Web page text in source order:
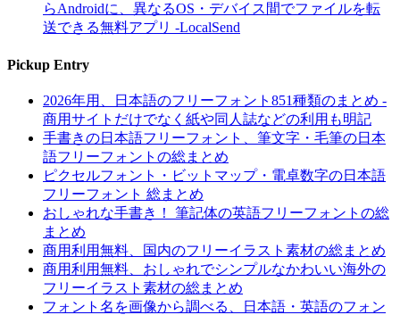
らAndroidに、異なるOS・デバイス間でファイルを転
送できる無料アプリ -LocalSend
Pickup Entry
2026年用、日本語のフリーフォント851種類のまとめ -
商用サイトだけでなく紙や同人誌などの利用も明記
手書きの日本語フリーフォント、筆文字・毛筆の日本
語フリーフォントの総まとめ
ピクセルフォント・ビットマップ・電卓数字の日本語
フリーフォント 総まとめ
おしゃれな手書き！ 筆記体の英語フリーフォントの総
まとめ
商用利用無料、国内のフリーイラスト素材の総まとめ
商用利用無料、おしゃれでシンプルなかわいい海外の
フリーイラスト素材の総まとめ
フォント名を画像から調べる、日本語・英語のフォン